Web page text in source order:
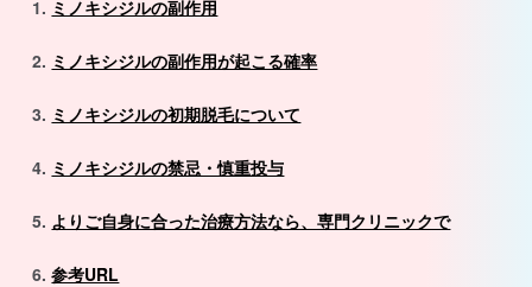
ミノキシジルの副作用
ミノキシジルの副作用が起こる確率
ミノキシジルの初期脱毛について
ミノキシジルの禁忌・慎重投与
よりご自身に合った治療方法なら、専門クリニックで
参考URL